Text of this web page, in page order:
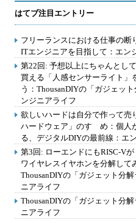
はてブ注目エントリー
フリーランスにおける仕事の断
ITエンジニアを目指して：エン
第22回: 予想以上にちゃんとし
買える「人感センサーライト」
う：ThousanDIYの「ガジェッ
ンジニアライフ
欲しいハードは自分で作って売
ハードウェア」のすゝめ：個人
る、デジタルDIYの最前線：エ
第3回: ローエンドにもRISC-V
ワイヤレスイヤホンを分解して
ThousanDIYの「ガジェット分
ニアライフ
ThousanDIYの「ガジェット分
ニアライフ